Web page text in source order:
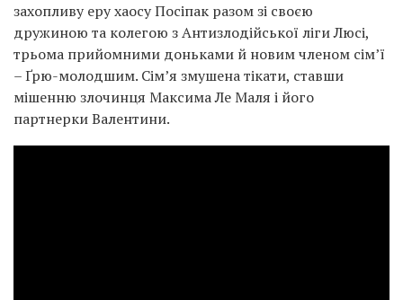
захопливу еру хаосу Посіпак разом зі своєю
дружиною та колегою з Антизлодійської ліги Люсі,
трьома прийомними доньками й новим членом сім’ї
– Ґрю-молодшим. Сім’я змушена тікати, ставши
мішенню злочинця Максима Ле Маля і його
партнерки Валентини.